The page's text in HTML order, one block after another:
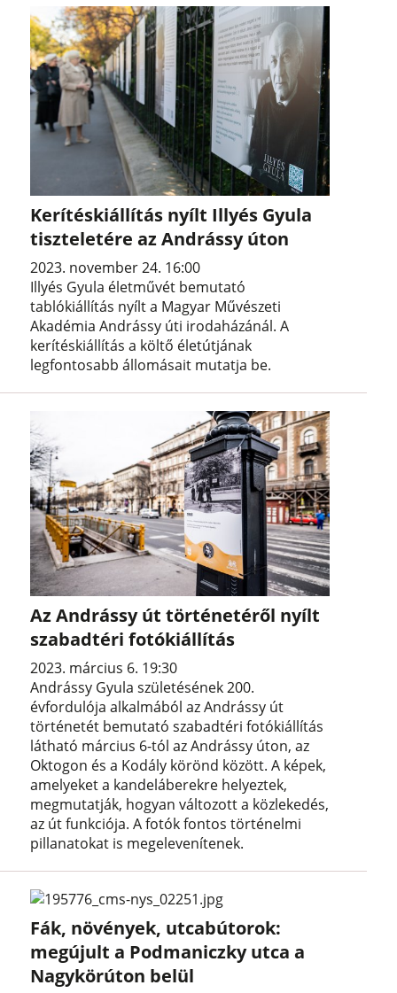
Kerítéskiállítás nyílt Illyés Gyula
tiszteletére az Andrássy úton
2023. november 24. 16:00
Illyés Gyula életművét bemutató
tablókiállítás nyílt a Magyar Művészeti
Akadémia Andrássy úti irodaházánál. A
kerítéskiállítás a költő életútjának
legfontosabb állomásait mutatja be.
Az Andrássy út történetéről nyílt
szabadtéri fotókiállítás
2023. március 6. 19:30
Andrássy Gyula születésének 200.
évfordulója alkalmából az Andrássy út
történetét bemutató szabadtéri fotókiállítás
látható március 6-tól az Andrássy úton, az
Oktogon és a Kodály körönd között. A képek,
amelyeket a kandeláberekre helyeztek,
megmutatják, hogyan változott a közlekedés,
az út funkciója. A fotók fontos történelmi
pillanatokat is megelevenítenek.
Fák, növények, utcabútorok:
megújult a Podmaniczky utca a
Nagykörúton belül